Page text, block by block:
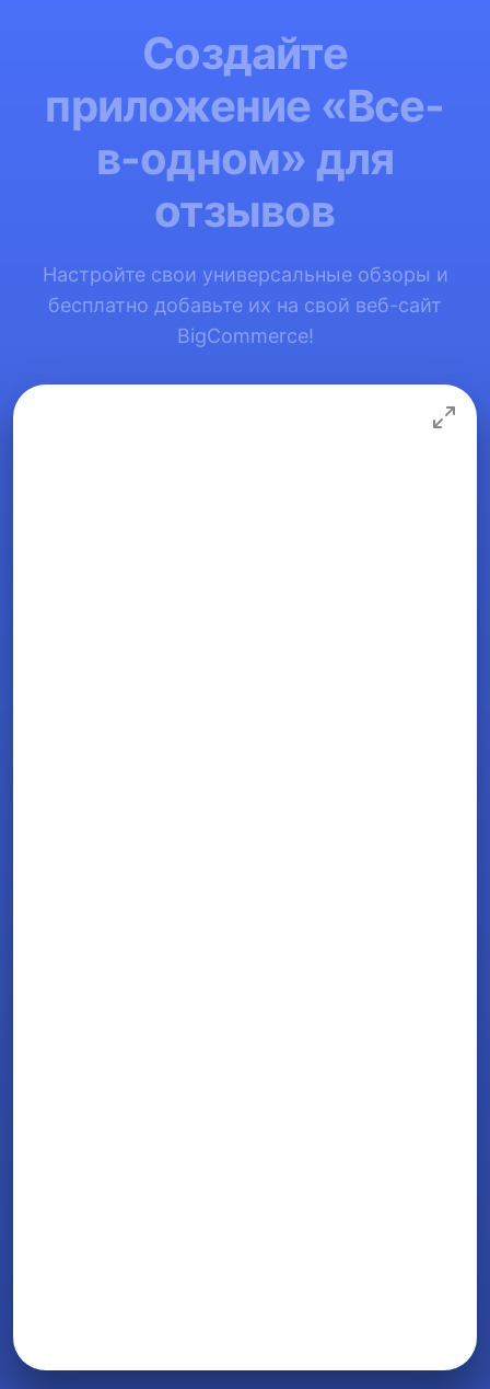
Создайте
приложение «Все-
в-одном» для
отзывов
Настройте свои универсальные обзоры и
бесплатно добавьте их на свой веб-сайт
BigCommerce!